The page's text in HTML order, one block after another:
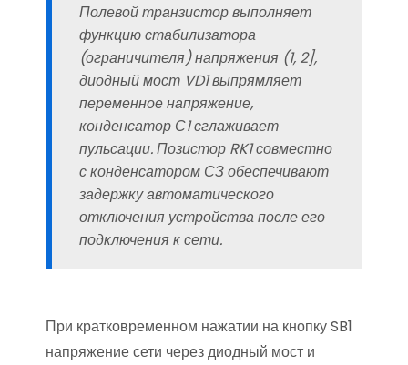
Полевой транзистор выполняет
функцию стабилизатора
(ограничителя) напряжения (1, 2],
диодный мост VD1 выпрямляет
переменное напряжение,
конденсатор С1 сглаживает
пульсации. Позистор RK1 совместно
с конденсатором СЗ обеспечивают
задержку автоматического
отключения устройства после его
подключения к сети.
При кратковременном нажатии на кнопку SB1
напряжение сети через диодный мост и